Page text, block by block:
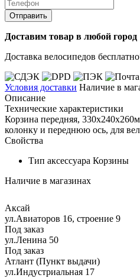
Отправить
Доставим товар в любой город
Доставка велосипедов
Условия доставки Наличие в
Описание
Технические характеристики
Корзина передняя,
колонку и переднюю ось, для
Свойства
Тип аксессуара Корзины
Наличие в магазинах
Аксай
ул.Авиаторов 16, строение 9
Под заказ
ул.Ленина 50
Под заказ
Атлант (Пункт выдачи)
ул.Индустриальная 17